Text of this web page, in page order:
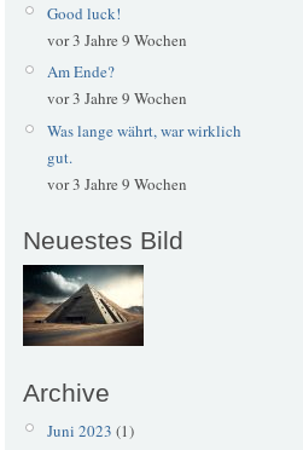
Good luck!
vor 3 Jahre 9 Wochen
Am Ende?
vor 3 Jahre 9 Wochen
Was lange währt, war wirklich
gut.
vor 3 Jahre 9 Wochen
Neuestes Bild
Archive
Juni 2023 (1)